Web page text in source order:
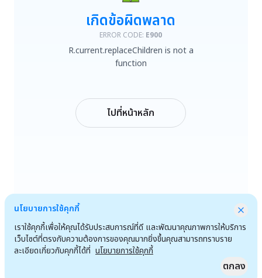
R.current.replaceChildren is not a function
เกิดข้อผิดพลาด
ERROR CODE: E900
R.current.replaceChildren is not a
function
ไปที่หน้าหลัก
นโยบายการใช้คุกกี้
เราใช้คุกกี้เพื่อให้คุณได้รับประสบการณ์ที่ดี และพัฒนาคุณภาพการให้บริการ
เว็บไซต์ที่ตรงกับความต้องการของคุณมากยิ่งขึ้นคุณสามารถทราบราย
ละเอียดเกี่ยวกับคุกกี้ได้ที่ นโยบายการใช้คุกกี้
ตกลง